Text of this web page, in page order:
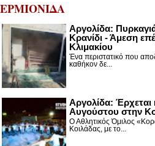
ΕΡΜΙΟΝΙΔΑ
Αργολίδα:
Κρανίδι - Άμεση
Κλιμακίου
Ένα περιστατικό που
καθήκον δε...
Αργολίδα: Έρχεται
Αυγούστου στην
Ο Αθλητικός Όμιλος
Κοιλάδας, με το...